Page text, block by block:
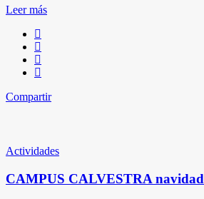
Leer más
Compartir
Actividades
CAMPUS CALVESTRA navidad